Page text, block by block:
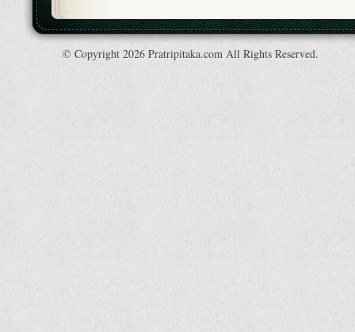
© Copyright 2026 Pratripitaka.com All Rights Reserved.